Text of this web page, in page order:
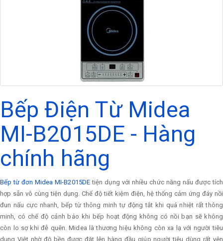
Bếp Điện Từ Midea
MI-B2015DE - Hàng
chính hãng
Bếp từ đơn Midea MI-B2015DE tiện dụng với nhiều chức năng nấu được tích
hợp sẵn vô cùng tiện dụng. Chế độ tiết kiệm điện, hệ thống cảm ứng đáy nồi
đun nấu cực nhanh, bếp từ thông minh tự động tắt khi quá nhiệt rẩt thông
minh, có chế độ cảnh báo khi bếp hoạt động không có nồi bạn sẽ không
còn lo sợ khi đễ quên. Midea là thương hiệu không còn xa lạ với người tiêu
dụng Việt nhờ độ bền được đặt lên hàng đầu giúp người tiêu dùng rất yên